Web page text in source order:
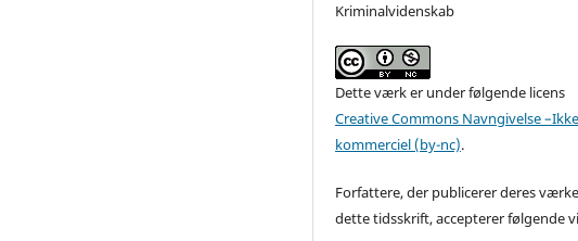
Kriminalvidenskab
Dette værk er under følgende licens
Creative Commons Navngivelse
kommerciel (by-nc).
Forfattere, der publicerer deres
dette tidsskrift, accepterer følgende